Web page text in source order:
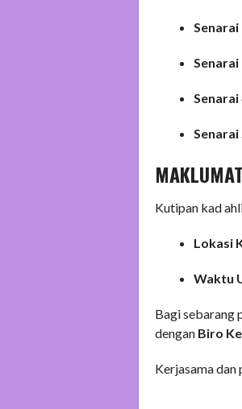
Senarai
Senarai
Senarai
Senarai
Kutipan kad
Lokasi
Waktu
Bagi sebarang
dengan Biro
Kerjasama dan